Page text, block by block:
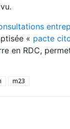
« pacte
en RDC,
m23